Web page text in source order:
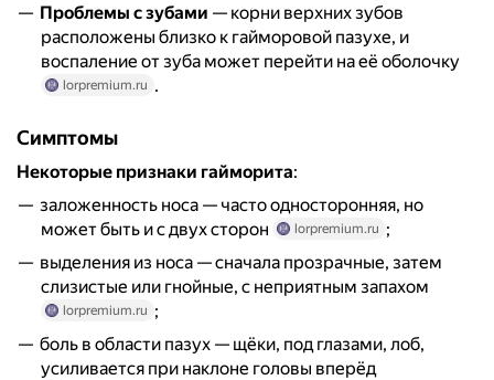
Проблемы с зубами — корни верхних зубов
расположены близко к гайморовой пазухе, и
воспаление от зуба может перейти на её оболочку
lorpremium.ru .
Симптомы
Некоторые признаки гайморита:
заложенность носа — часто односторонняя, но
может быть и с двух сторон
lorpremium.ru ;
выделения из носа — сначала прозрачные, затем
слизистые или гнойные, с неприятным запахом
lorpremium.ru ;
боль в области пазух — щёки, под глазами, лоб,
усиливается при наклоне головы вперёд